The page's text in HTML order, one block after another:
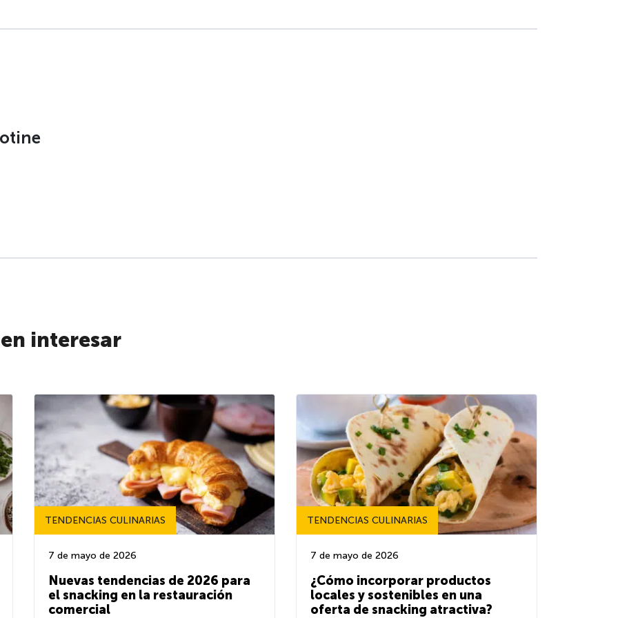
interesar
TENDENCIAS CULINARIAS
7 de mayo de 2026
Nuevas tendencias de 2026 para
el snacking en la restauración
comercial
TENDENCIAS CULINARIAS
7 de mayo de 2026
¿Cómo incorporar productos
locales y sostenibles en una
oferta de snacking atractiva?